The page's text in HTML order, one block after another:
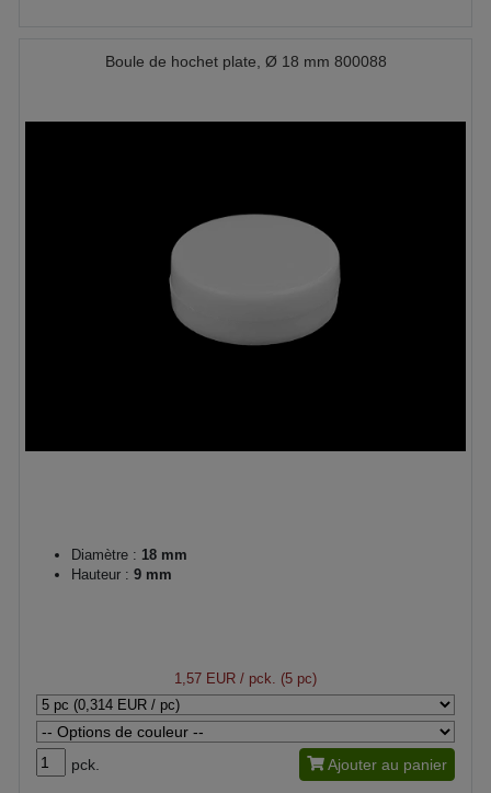
Boule de hochet plate, Ø 18 mm 800088
Diamètre : 18 mm
Hauteur : 9 mm
1,57 EUR / pck. (5 pc)
pck. Ajouter au panier